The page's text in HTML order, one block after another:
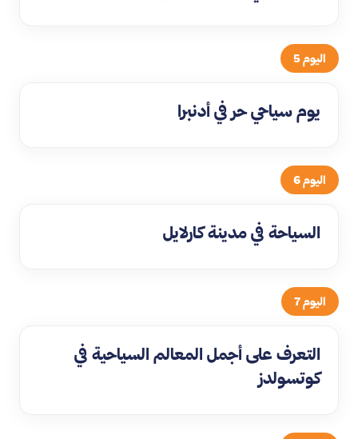
اليوم 5
يوم سياحي حر في أدنبرا
اليوم 6
السياحة في مدينة كارلايل
اليوم 7
التعرف على أجمل المعالم السياحية في
كوتسولدز